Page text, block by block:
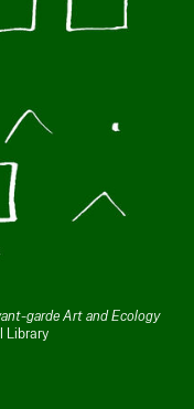
garde Art and Ecology
Library